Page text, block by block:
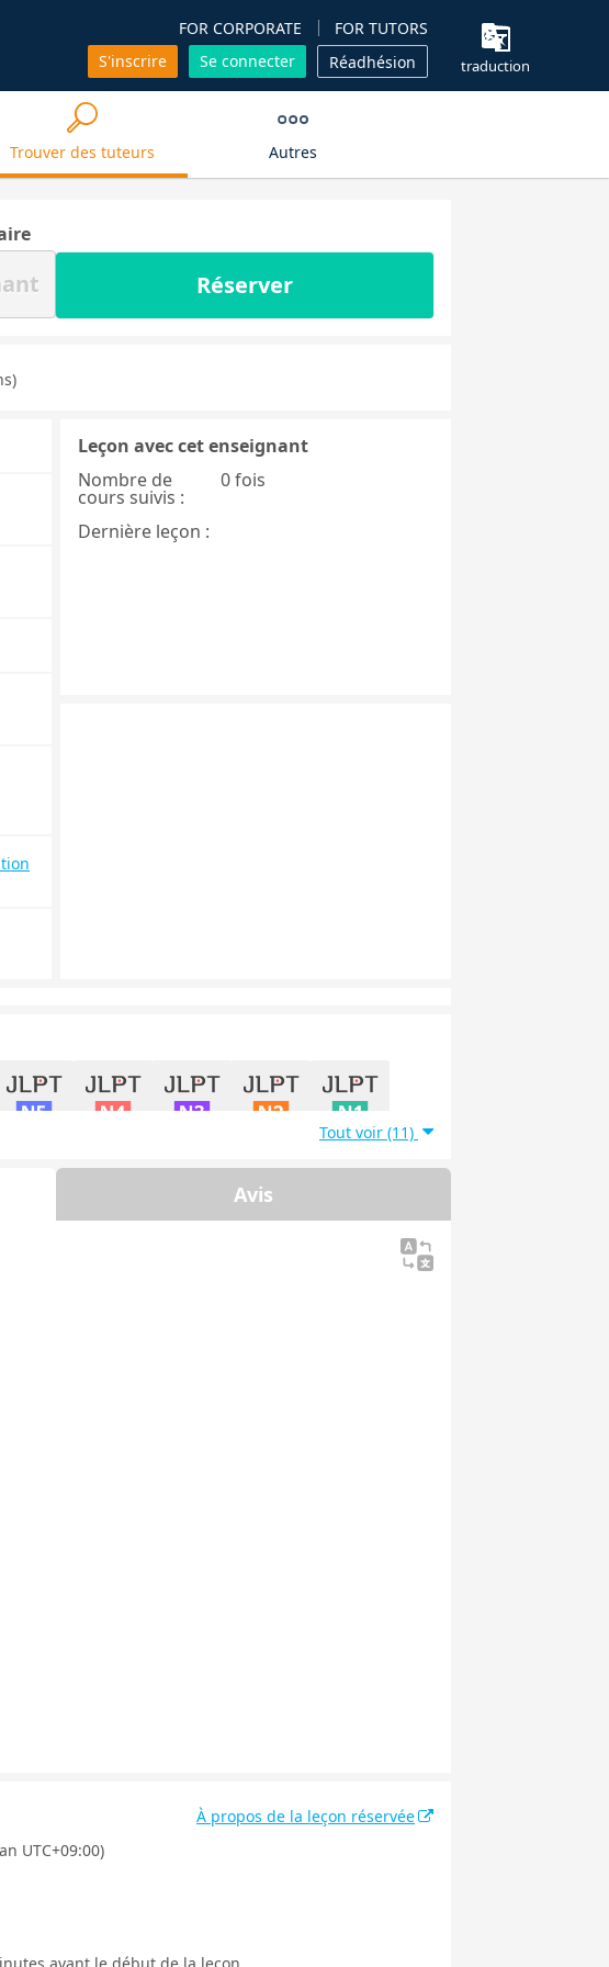
FOR CORPORATE
FOR TUTORS
S'inscrire
Se connecter Réadhésion traduction
Trouver des tuteurs Autres
Réserver
Leçon avec cet enseignant
Nombre de
cours suivis :
0 fois
Dernière leçon :
Tout voir (11)
Avis
À propos de la leçon réservée
UTC+09:00)